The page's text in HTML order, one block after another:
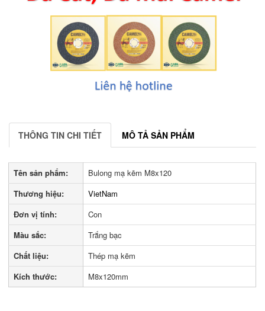
THÔNG TIN CHI TIẾT MÔ TẢ SẢN PHẨM
Tên sản phẩm:
Bulong mạ kẽm M8x120
Thương hiệu:
VietNam
Đơn vị tính:
Con
Màu sắc:
Trắng bạc
Chất liệu:
Thép mạ kẽm
Kích thước:
M8x120mm